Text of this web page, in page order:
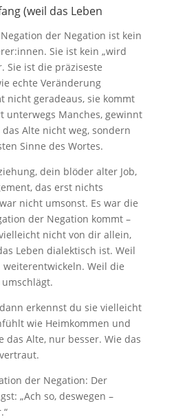
(weil das Leben
der Negation ist kein
Sie ist kein „wird
Sie ist die präziseste
echte Veränderung
nicht geradeaus, sie kommt
unterwegs Manches, gewinnt
Alte nicht weg, sondern
Sinne des Wortes.
dein blöder alter Job,
das erst nichts
nicht umsonst. Es war die
der Negation kommt –
nicht von dir allein,
Leben dialektisch ist. Weil
Weil die
erkennst du sie vielleicht
wie Heimkommen und
das Alte, nur besser. Wie das
der Negation: Der
„Ach so, deswegen –